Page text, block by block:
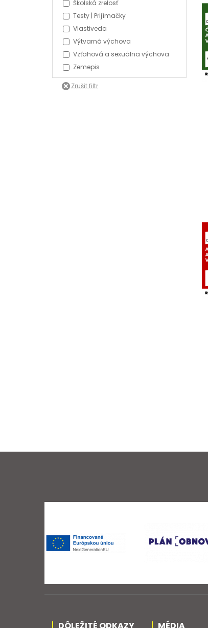
Školská zrelosť
Testy | Prijímačky
Vlastiveda
Výtvarná výchova
Vzťahová a sexuálna výchova
Zemepis
DÔLEŽITÉ ODKAZY MÉDIA